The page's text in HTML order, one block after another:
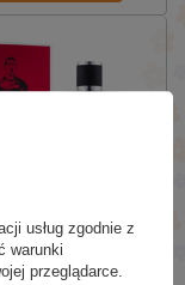
Ronaldo CR7
dla
Spray 50ml
usług zgodnie z
warunki
przeglądarce.